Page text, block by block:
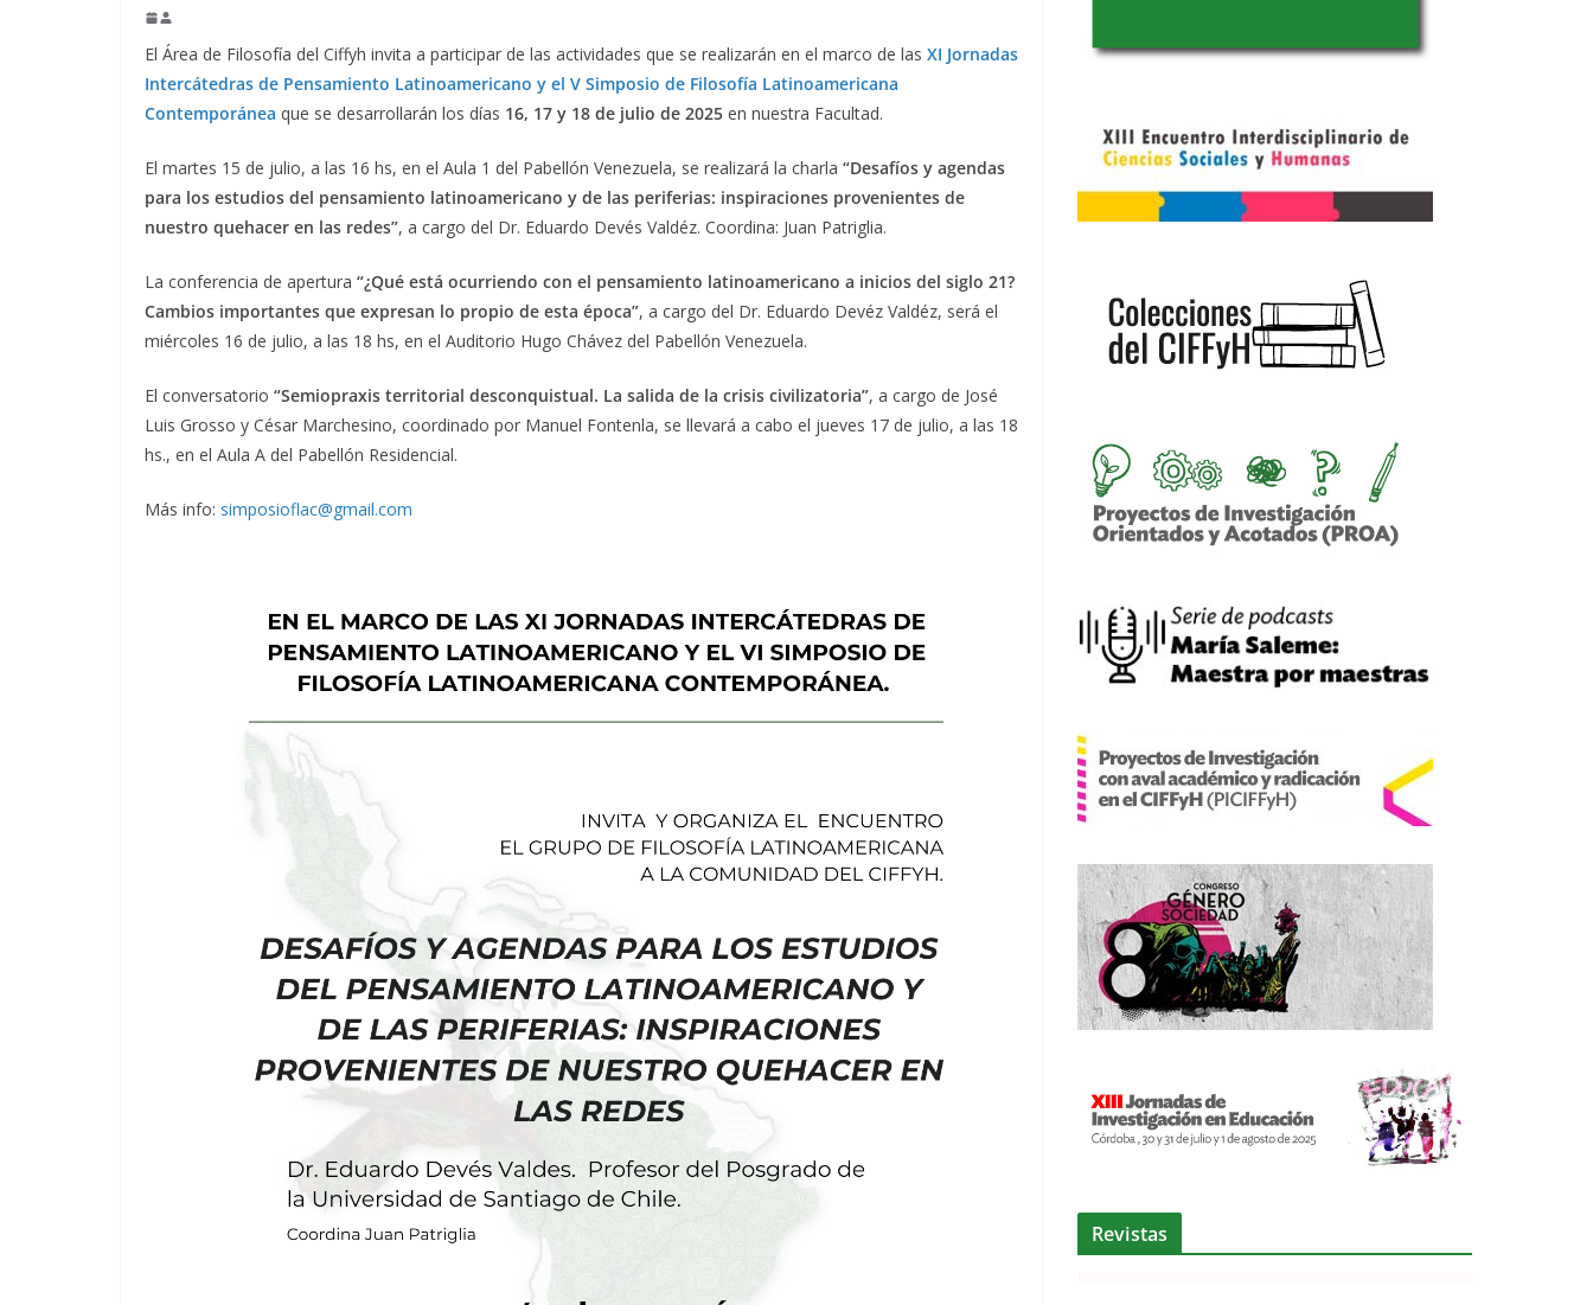
El Área de Filosofía del Ciffyh invita a participar de las actividades que se realizarán en el marco de las XI Jornadas
Intercátedras de Pensamiento Latinoamericano y el V Simposio de Filosofía Latinoamericana
Contemporánea que se desarrollarán los días 16, 17 y 18 de julio de 2025 en nuestra Facultad.
El martes 15 de julio, a las 16 hs, en el Aula 1 del Pabellón Venezuela, se realizará la charla “Desafíos y agendas
para los estudios del pensamiento latinoamericano y de las periferias: inspiraciones provenientes de
nuestro quehacer en las redes”, a cargo del Dr. Eduardo Devés Valdéz. Coordina: Juan Patriglia.
La conferencia de apertura “¿Qué está ocurriendo con el pensamiento latinoamericano a inicios del siglo 21?
Cambios importantes que expresan lo propio de esta época”, a cargo del Dr. Eduardo Devéz Valdéz, será el
miércoles 16 de julio, a las 18 hs, en el Auditorio Hugo Chávez del Pabellón Venezuela.
El conversatorio “Semiopraxis territorial desconquistual. La salida de la crisis civilizatoria”, a cargo de José
Luis Grosso y César Marchesino, coordinado por Manuel Fontenla, se llevará a cabo el jueves 17 de julio, a las 18
hs., en el Aula A del Pabellón Residencial.
Más info: simposioflac@gmail.com
Revistas